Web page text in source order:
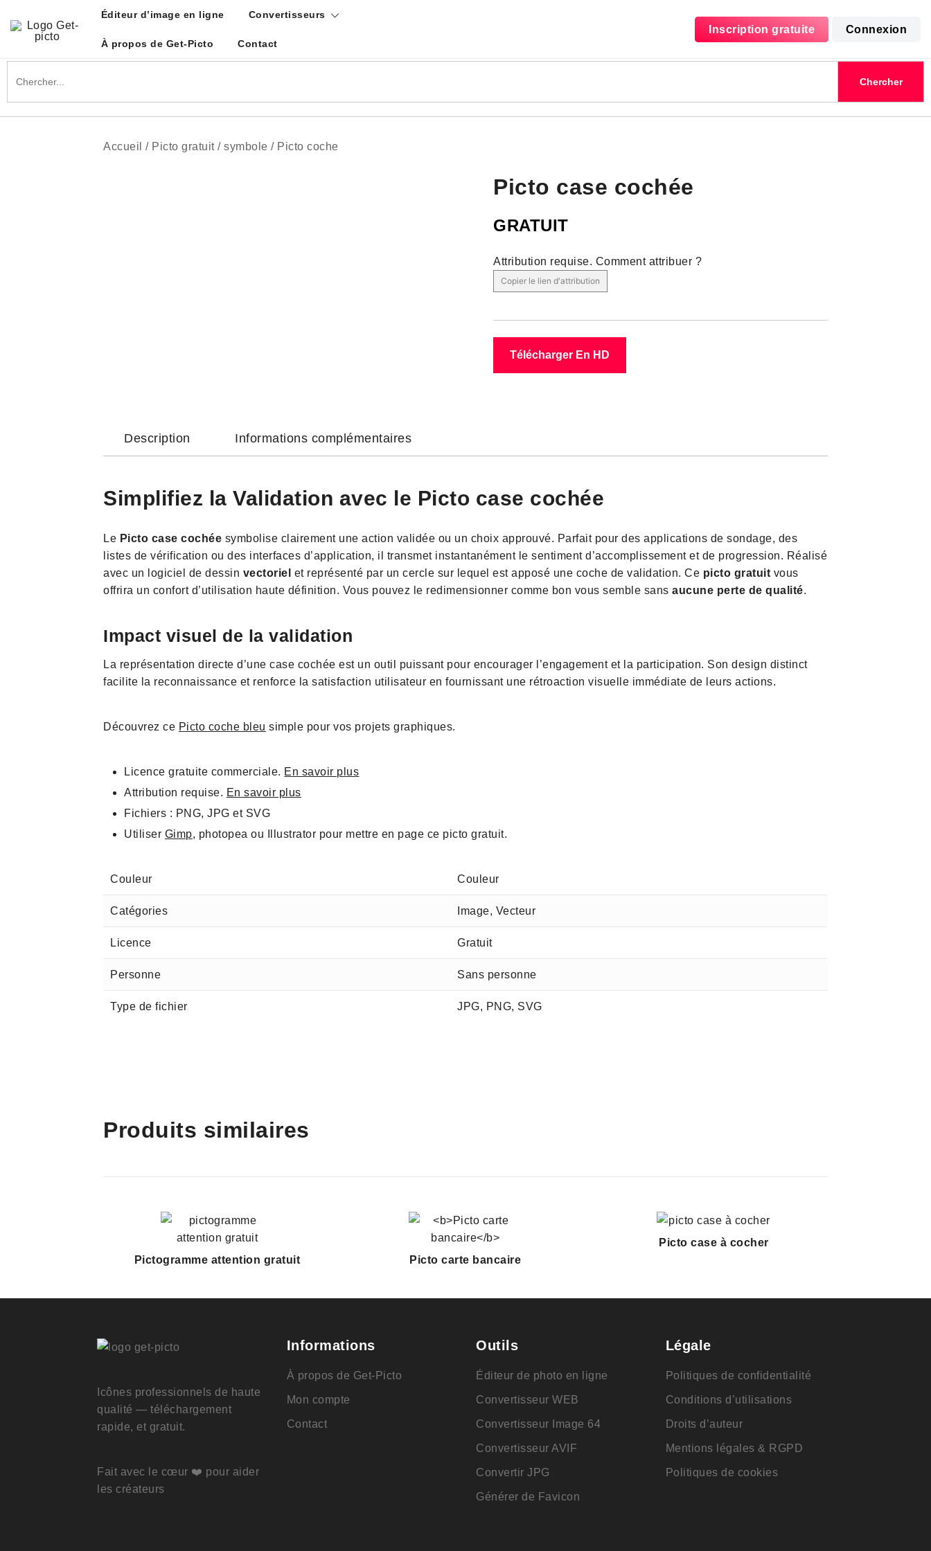
content
Éditeur d’image en ligne Convertisseurs
À propos de Get-Picto Contact
Inscription gratuite Connexion
Search
for:
Accueil / Picto gratuit/symbole / Picto coche
Picto case cochée
GRATUIT
Attribution requise. Comment attribuer ?
Copier le lien d'attribution
Télécharger En HD
Description Informations complémentaires
Simplifiez la Validation avec le Picto case cochée
Le Picto case cochée symbolise clairement une action validée ou un choix approuvé. Parfait pour des applications de sondage, des
listes de vérification ou des interfaces d’application, il transmet instantanément le sentiment d’accomplissement et de progression. Réalisé
avec un logiciel de dessin vectoriel et représenté par un cercle sur lequel est apposé une coche de validation. Ce picto gratuit vous
offrira un confort d’utilisation haute définition. Vous pouvez le redimensionner comme bon vous semble sansaucune perte de qualité.
Impact visuel de la validation
La représentation directe d’une case cochée est un outil puissant pour encourager l’engagement et la participation. Son design distinct
facilite la reconnaissance et renforce la satisfaction utilisateur en fournissant une rétroaction visuelle immédiate de leurs actions.
Découvrez ce Picto coche bleu simple pour vos projets graphiques.
Licence gratuite commerciale. En savoir plus
Attribution requise. En savoir plus
Fichiers : PNG, JPG et SVG
Utiliser Gimp, photopea ou Illustrator pour mettre en page ce picto gratuit.
Couleur Couleur
Catégories Image, Vecteur
Licence Gratuit
Personne Sans personne
Type de fichier JPG, PNG, SVG
Produits similaires
Pictogramme attention gratuit Picto carte bancaire
Picto case à cocher
Icônes professionnels de haute
qualité — téléchargement
rapide, et gratuit.
Fait avec le cœur ❤️ pour aider
les créateurs
Informations
À propos de Get-Picto
Mon compte
Contact
Outils
Éditeur de photo en ligne
Convertisseur WEB
Convertisseur Image 64
Convertisseur AVIF
Convertir JPG
Générer de Favicon
Légale
Politiques de confidentialité
Conditions d’utilisations
Droits d’auteur
Mentions légales & RGPD
Politiques de cookies